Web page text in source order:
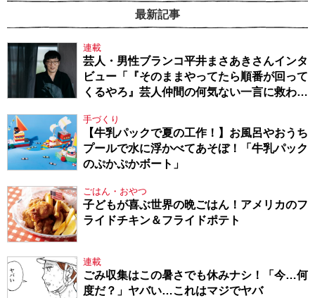
最新記事
連載
芸人・男性ブランコ平井まさあきさんインタ
ビュー「『そのままやってたら順番が回って
くるやろ』芸人仲間の何気ない一言に救われ
手づくり
【牛乳パックで夏の工作！】お風呂やおうち
プールで水に浮かべてあそぼ！「牛乳パック
のぷかぷかボート」
ごはん・おやつ
子どもが喜ぶ世界の晩ごはん！アメリカのフ
ライドチキン＆フライドポテト
連載
ごみ収集はこの暑さでも休みナシ！「今…何
度だ？」ヤバい…これはマジでヤバ